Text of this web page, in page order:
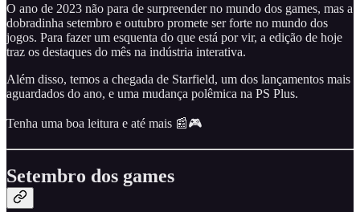
O ano de 2023 não para de surpreender no mundo dos games, mas a
dobradinha setembro e outubro promete ser forte no mundo dos
jogos. Para fazer um esquenta do que está por vir, a edição de hoje
traz os destaques do mês na indústria interativa.
Além disso, temos a chegada de Starfield, um dos lançamentos mais
aguardados do ano, e uma mudança polêmica na PS Plus.
Tenha uma boa leitura e até mais 📰🎮
Setembro dos games